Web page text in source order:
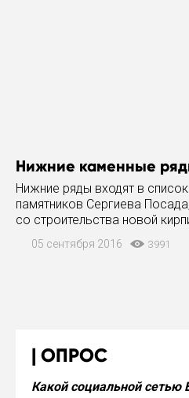
Нижние каменные
Нижние ряды входят в
памятников Сергиева
со строительства новой
Пафнутьева сада,
Платоне (Левшине), взамен
05 сентября 2016 3991
ОПРОС
Какой социальной сетью